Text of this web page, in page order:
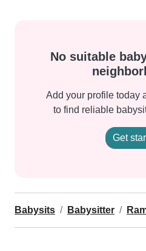
No suitable
Add your profile today
to find reliable
Get
Babysits Babysitter